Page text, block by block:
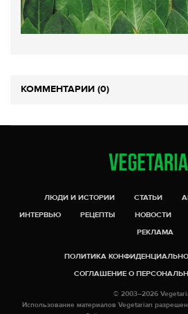
КОММЕНТАРИИ (0)
ЛЮДИ И ИСТОРИИ СТАТЬИ
ИНТЕРВЬЮ
РЕЦЕПТЫ НОВОСТИ
РЕКЛАМА
ПОЛИТИКА
СОГЛАШЕНИЕ О
© 2003–2026
Использование материалов Vegetarian